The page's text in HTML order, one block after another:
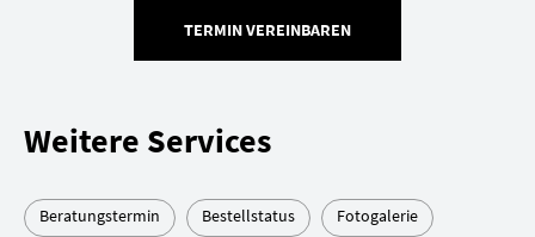
TERMIN VEREINBAREN
Weitere Services
Beratungstermin Bestellstatus Fotogalerie